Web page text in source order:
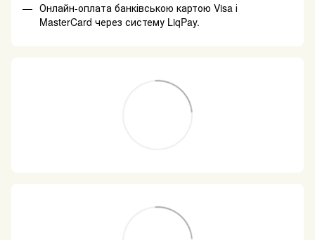
Онлайн-оплата банківською картою Visa і
MasterCard через систему LiqPay.